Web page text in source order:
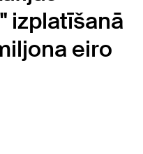
izplatīšanā
eiro